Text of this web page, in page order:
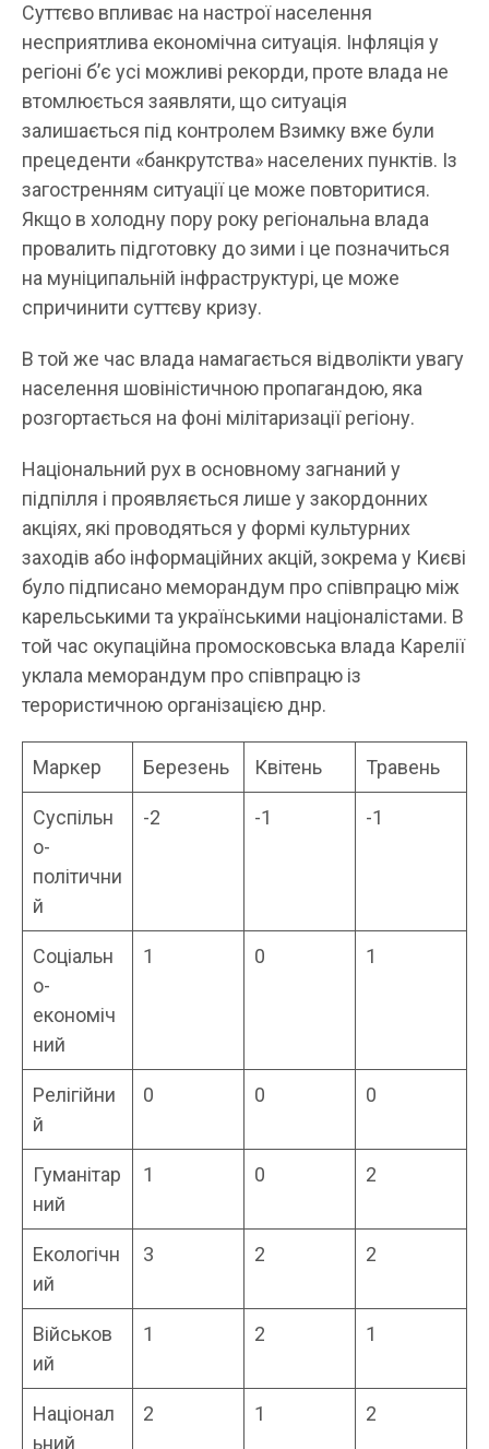
Суттєво впливає на настрої населення
несприятлива економічна ситуація. Інфляція у
регіоні б’є усі можливі рекорди, проте влада не
втомлюється заявляти, що ситуація
залишається під контролем Взимку вже були
прецеденти «банкрутства» населених пунктів. Із
загостренням ситуації це може повторитися.
Якщо в холодну пору року регіональна влада
провалить підготовку до зими і це позначиться
на муніципальній інфраструктурі, це може
спричинити суттєву кризу.
В той же час влада намагається відволікти увагу
населення шовіністичною пропагандою, яка
розгортається на фоні мілітаризації регіону.
Національний рух в основному загнаний у
підпілля і проявляється лише у закордонних
акціях, які проводяться у формі культурних
заходів або інформаційних акцій, зокрема у Києві
було підписано меморандум про співпрацю між
карельськими та українськими націоналістами. В
той час окупаційна промосковська влада Карелії
уклала меморандум про співпрацю із
терористичною організацією днр.
Маркер Березень Квітень Травень
Суспільн
о-
політични
й
-2 -1 -1
Соціальн
о-
економіч
ний
1 0 1
Релігійни
й
0 0 0
Гуманітар
ний
1 0 2
Екологічн
ий
3 2 2
Військов
ий
1 2 1
Націонал
ьний
2 1 2